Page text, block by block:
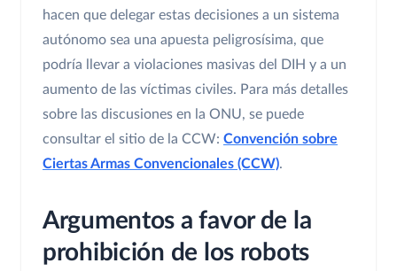
hacen que delegar estas decisiones a un sistema
autónomo sea una apuesta peligrosísima, que
podría llevar a violaciones masivas del DIH y a un
aumento de las víctimas civiles. Para más detalles
sobre las discusiones en la ONU, se puede
consultar el sitio de la CCW: Convención sobre
Ciertas Armas Convencionales (CCW).
Argumentos a favor de la
prohibición de los robots